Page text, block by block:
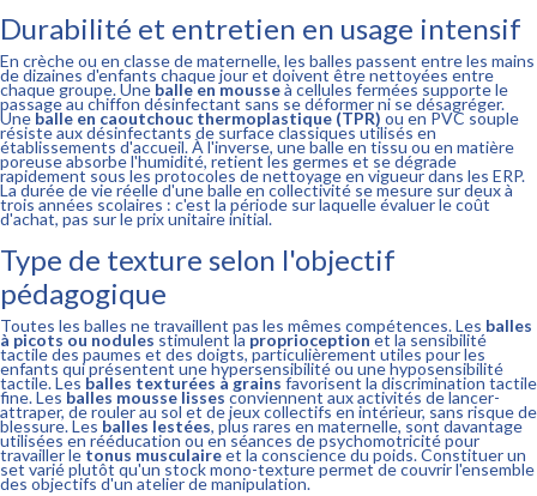
Durabilité et entretien en usage intensif
En crèche ou en classe de maternelle, les balles passent entre les mains
de dizaines d'enfants chaque jour et doivent être nettoyées entre
chaque groupe. Une balle en mousseà cellules fermées supporte le
passage au chiffon désinfectant sans se déformer ni se désagréger.
Une balle en caoutchouc thermoplastique (TPR) ou en PVC souple
résiste aux désinfectants de surface classiques utilisés en
établissements d'accueil. À l'inverse, une balle en tissu ou en matière
poreuse absorbe l'humidité, retient les germes et se dégrade
rapidement sous les protocoles de nettoyage en vigueur dans les ERP.
La durée de vie réelle d'une balle en collectivité se mesure sur deux à
trois années scolaires : c'est la période sur laquelle évaluer le coût
d'achat, pas sur le prix unitaire initial.
Type de texture selon l'objectif
pédagogique
Toutes les balles ne travaillent pas les mêmes compétences. Les balles
à picots ou nodules stimulent la proprioception et la sensibilité
tactile des paumes et des doigts, particulièrement utiles pour les
enfants qui présentent une hypersensibilité ou une hyposensibilité
tactile. Les balles texturées à grains favorisent la discrimination tactile
fine. Les balles mousse lisses conviennent aux activités de lancer-
attraper, de rouler au sol et de jeux collectifs en intérieur, sans risque de
blessure. Les balles lestées, plus rares en maternelle, sont davantage
utilisées en rééducation ou en séances de psychomotricité pour
travailler le tonus musculaireet la conscience du poids. Constituer un
set varié plutôt qu'un stock mono-texture permet de couvrir l'ensemble
des objectifs d'un atelier de manipulation.